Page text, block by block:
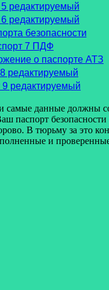
5 редактируемый
6 редактируемый
безопасности
7 ПДФ
о паспорте АТЗ
редактируемый
9 редактируемый
данные должны
безопасности
В тюрьму за это
и